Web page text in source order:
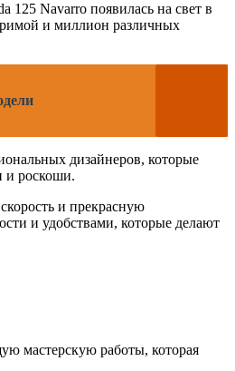
125 Navarro появилась на свет в
и миллион различных
дизайнеров, которые
и роскоши.
и прекрасную
и удобствами, которые делают
мастерскую работы, которая